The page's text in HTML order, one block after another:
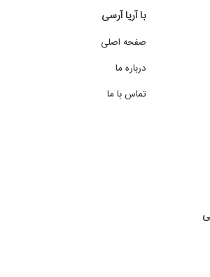
با آریا آرسی
صفحه اصلی
درباره ما
تماس با ما